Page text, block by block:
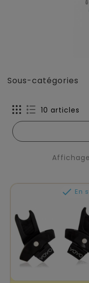
Sous-catégories
10 articles
 En